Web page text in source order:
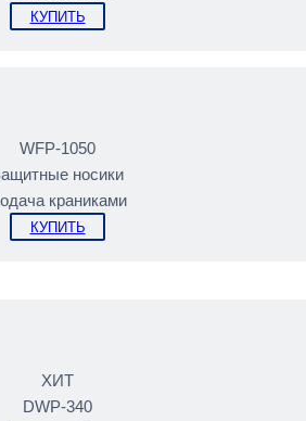
КУПИТЬ
WFP-1050
носики
краниками
КУПИТЬ
ХИТ
DWP-340